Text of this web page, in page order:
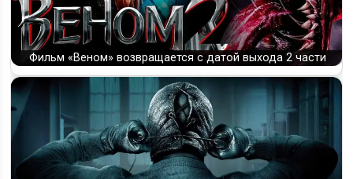
Фильм «Веном» возвращается с датой выхода 2 части